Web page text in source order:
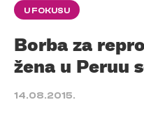
U FOKUSU
Borba za
žena u Peruu
14.08.2015.